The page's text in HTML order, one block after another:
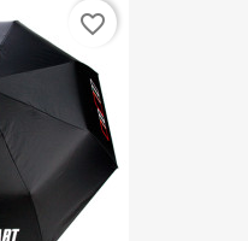
favorite_border